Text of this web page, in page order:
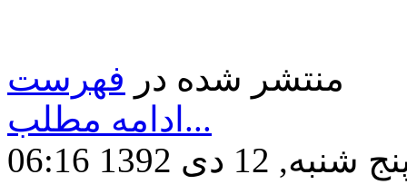
منتشر شده در فهرست
ادامه مطلب...
شنبه, 12 دی 1392 06:16